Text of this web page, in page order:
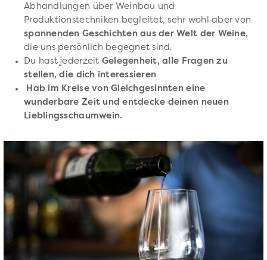
Abhandlungen über Weinbau und
Produktionstechniken begleitet, sehr wohl aber von
spannenden Geschichten aus der Welt der Weine,
die uns persönlich begegnet sind.
Du hast jederzeit Gelegenheit, alle Fragen zu
stellen, die dich interessieren
Hab im Kreise von Gleichgesinnten eine
wunderbare Zeit und entdecke deinen neuen
Lieblingsschaumwein.